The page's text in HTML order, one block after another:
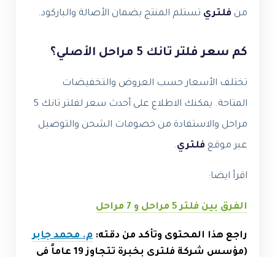
من فلتري تستلم المنتج بضمان الأصالة والباركود.
كم سعر فلتر تانك 5 مراحل الأصلي؟
تختلف الأسعار حسب العروض والتخفيضات
المتاحة. يمكنك الاطلاع على أحدث سعر لفلتر تانك 5
مراحل والاستفادة من خصومات الشحن والتوصيل
عبر موقع فلتري.
اقرأ ايضا:
الفرق بين فلتر 5 مراحل و 7 مراحل
راجع هذا المحتوى وتأكد من دقته: م. محمد جابر
(مؤسس شركة فلتري بخبرة تتجاوز 19 عاماً في